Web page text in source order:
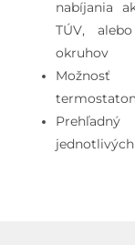
nabíjania
TÚV,
okruhov
Možnosť